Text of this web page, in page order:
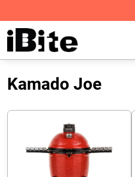
Kamado Joe